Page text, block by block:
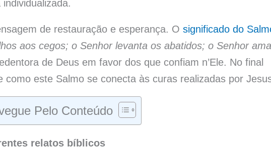
de restauração e esperança. O significado do
aos cegos; o Senhor levanta os abatidos; o Senhor
de Deus em favor dos que confiam n’Ele. No final
como este Salmo se conecta às curas realizadas por
Pelo Conteúdo
relatos bíblicos